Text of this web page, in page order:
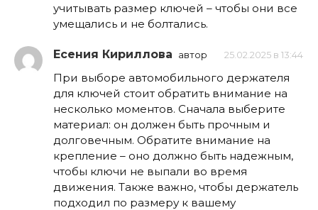
учитывать размер ключей – чтобы они все
умещались и не болтались.
Есения Кириллова автор 25.02.2025 в 13:44
При выборе автомобильного держателя
для ключей стоит обратить внимание на
несколько моментов. Сначала выберите
материал: он должен быть прочным и
долговечным. Обратите внимание на
крепление – оно должно быть надежным,
чтобы ключи не выпали во время
движения. Также важно, чтобы держатель
подходил по размеру к вашему